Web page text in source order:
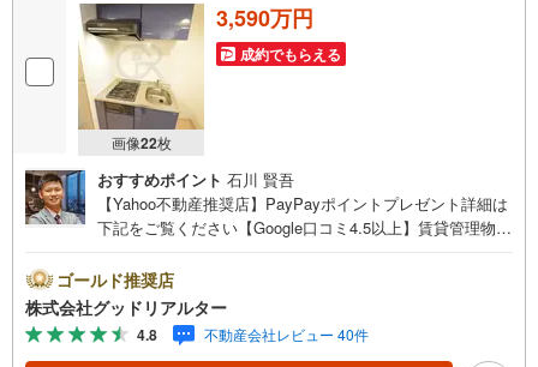
画像22枚
3,590万円
成約でもらえる
おすすめポイント 石川 賢吾
【Yahoo不動産推奨店】PayPayポイントプレゼント詳細は
下記をご覧ください【Google口コミ4.5以上】賃貸管理物件
介です。投資用マンションを購入する際、最大のリスクは
空室リスクです。利回りがいくら高かろうとも、空室が続
いてしまえば、絵に描いた餅になってしまいます。弊社で
ご紹介するマンションは、人気エリアのお薦め物件はもち
ゴールド推奨店
株式会社グッドリアルター
4.8 不動産会社レビュー 40件